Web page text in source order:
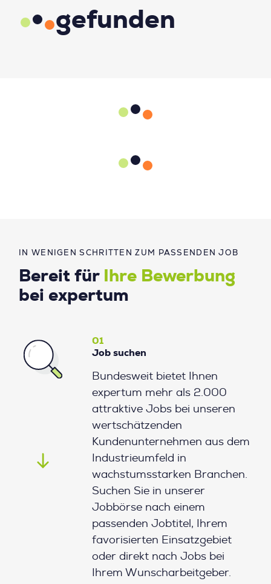
IN WENIGEN SCHRITTEN ZUM PASSENDEN JOB
Bereit für
Ihre Bewerbung
bei expertum
01
Job suchen
Bundesweit bietet Ihnen
expertum mehr als 2.000
attraktive Jobs bei unseren
wertschätzenden
Kundenunternehmen aus dem
Industrieumfeld in
wachstumsstarken Branchen.
Suchen Sie in unserer
Jobbörse nach einem
passenden Jobtitel, Ihrem
favorisierten Einsatzgebiet
oder direkt nach Jobs bei
Ihrem Wunscharbeitgeber.